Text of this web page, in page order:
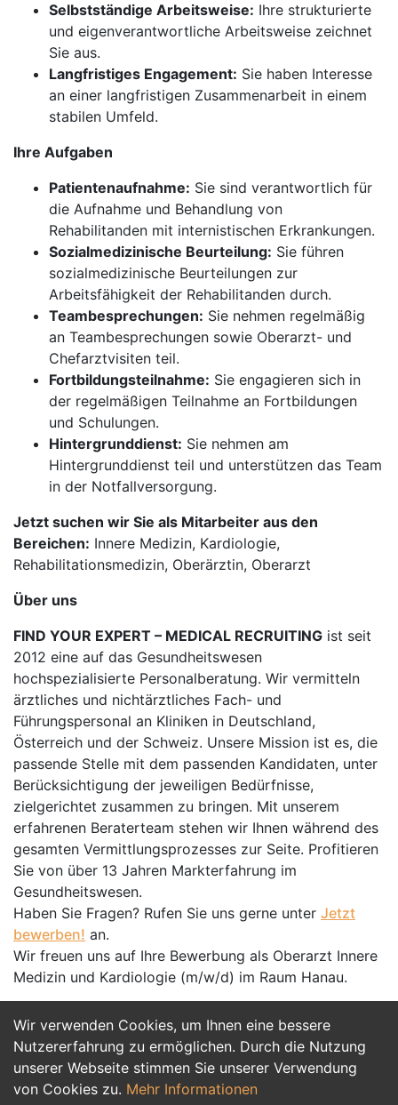
Wir verwenden Cookies, um Ihnen eine bessere
Nutzererfahrung zu ermöglichen. Durch die Nutzung
unserer Webseite stimmen Sie unserer Verwendung
von Cookies zu. Mehr Informationen
Selbstständige Arbeitsweise: Ihre strukturierte
und eigenverantwortliche Arbeitsweise zeichnet
Sie aus.
Langfristiges Engagement: Sie haben Interesse
an einer langfristigen Zusammenarbeit in einem
stabilen Umfeld.
Ihre Aufgaben
Patientenaufnahme: Sie sind verantwortlich für
die Aufnahme und Behandlung von
Rehabilitanden mit internistischen Erkrankungen.
Sozialmedizinische Beurteilung: Sie führen
sozialmedizinische Beurteilungen zur
Arbeitsfähigkeit der Rehabilitanden durch.
Teambesprechungen: Sie nehmen regelmäßig
an Teambesprechungen sowie Oberarzt- und
Chefarztvisiten teil.
Fortbildungsteilnahme: Sie engagieren sich in
der regelmäßigen Teilnahme an Fortbildungen
und Schulungen.
Hintergrunddienst: Sie nehmen am
Hintergrunddienst teil und unterstützen das Team
in der Notfallversorgung.
Jetzt suchen wir Sie als Mitarbeiter aus den
Bereichen: Innere Medizin, Kardiologie,
Rehabilitationsmedizin, Oberärztin, Oberarzt
Über uns
FIND YOUR EXPERT – MEDICAL RECRUITING ist seit
2012 eine auf das Gesundheitswesen
hochspezialisierte Personalberatung. Wir vermitteln
ärztliches und nichtärztliches Fach- und
Führungspersonal an Kliniken in Deutschland,
Österreich und der Schweiz. Unsere Mission ist es, die
passende Stelle mit dem passenden Kandidaten, unter
Berücksichtigung der jeweiligen Bedürfnisse,
zielgerichtet zusammen zu bringen. Mit unserem
erfahrenen Beraterteam stehen wir Ihnen während des
gesamten Vermittlungsprozesses zur Seite. Profitieren
Sie von über 13 Jahren Markterfahrung im
Gesundheitswesen.
Haben Sie Fragen? Rufen Sie uns gerne unter Jetzt
bewerben! an.
Wir freuen uns auf Ihre Bewerbung als Oberarzt Innere
Medizin und Kardiologie (m/w/d) im Raum Hanau.
Jetzt Bewerben